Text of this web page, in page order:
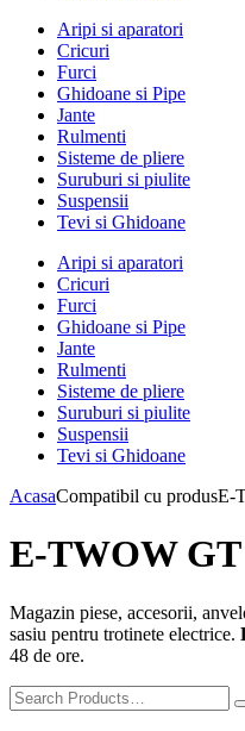
Aripi si aparatori
Cricuri
Furci
Ghidoane si Pipe
Jante
Rulmenti
Sisteme de pliere
Suruburi si piulite
Suspensii
Tevi si Ghidoane
Aripi si aparatori
Cricuri
Furci
Ghidoane si Pipe
Jante
Rulmenti
Sisteme de pliere
Suruburi si piulite
Suspensii
Tevi si Ghidoane
AcasaCompatibil cu produsE-
E-TWOW
Magazin piese, accesorii,
sasiu pentru trotinete electrice.
48 de ore.